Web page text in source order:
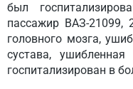
был
пассажир ВАЗ-21099,
головного мозга,
сустава,
госпитализирован в